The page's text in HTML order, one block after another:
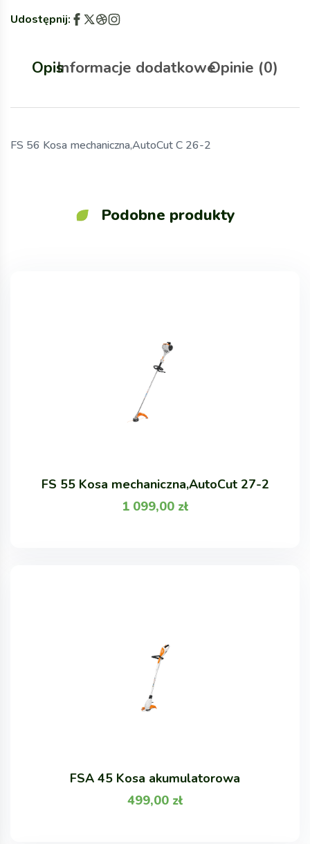
Udostępnij:
OpisInformacje dodatkoweOpinie (0)
FS 56 Kosa mechaniczna,AutoCut C 26-2
Podobne produkty
FS 55 Kosa mechaniczna,AutoCut 27-2
1 099,00 zł
FSA 45 Kosa akumulatorowa
499,00 zł